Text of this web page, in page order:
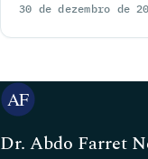
30 de dezembro de
Dr. Abdo Farret